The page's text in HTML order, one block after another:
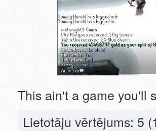
This ain't a game you'll
Lietotāju vērtējums: 5